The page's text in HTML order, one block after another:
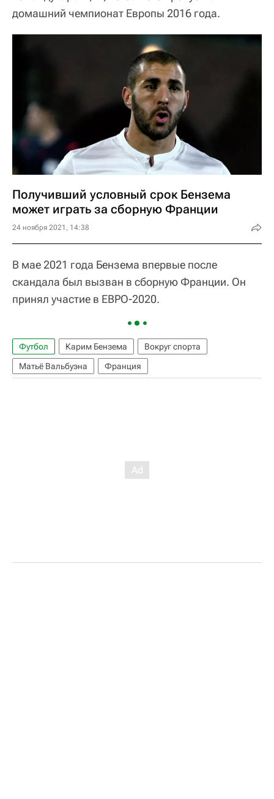
домашний чемпионат Европы 2016 года.
Получивший условный срок Бензема
может играть за сборную Франции
24 ноября 2021, 14:38
В мае 2021 года Бензема впервые после
скандала был вызван в сборную Франции. Он
принял участие в ЕВРО-2020.
Футбол Карим Бензема
Вокруг спорта
Матьё Вальбуэна
Франция